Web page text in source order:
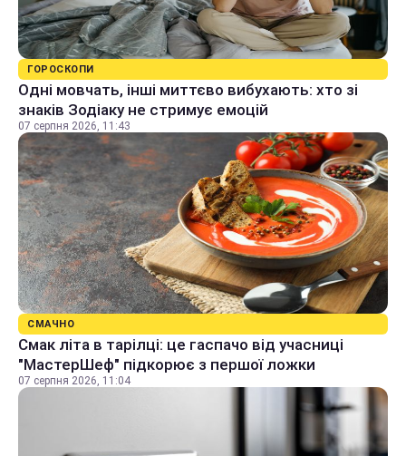
ГОРОСКОПИ
Одні мовчать, інші миттєво вибухають: хто зі
знаків Зодіаку не стримує емоцій
07 серпня 2026, 11:43
СМАЧНО
Смак літа в тарілці: це гаспачо від учасниці
"МастерШеф" підкорює з першої ложки
07 серпня 2026, 11:04